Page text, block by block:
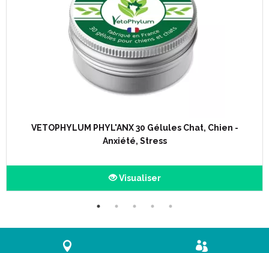
VETOPHYLUM PHYL'ANX 30 Gélules Chat, Chien -
Anxiété, Stress
Visualiser